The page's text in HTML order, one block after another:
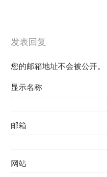
发表回复
您的邮箱地址不会被公开。
显示名称
邮箱
网站